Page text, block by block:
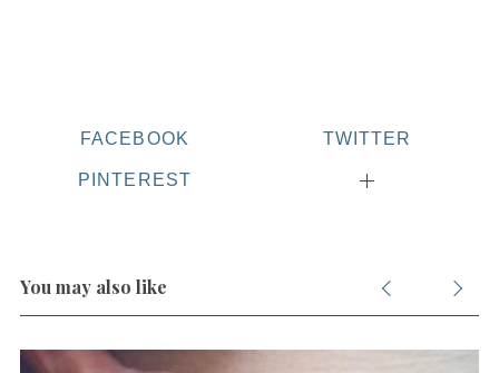
FACEBOOK TWITTER
PINTEREST
You may also like